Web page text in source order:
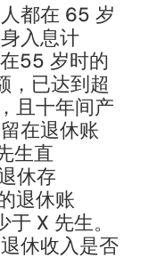
都在 65 岁
入息计
55 岁时的
，已达到超
且十年间产
在退休账
生直
休存
退休账
X 先生。
休收入是否